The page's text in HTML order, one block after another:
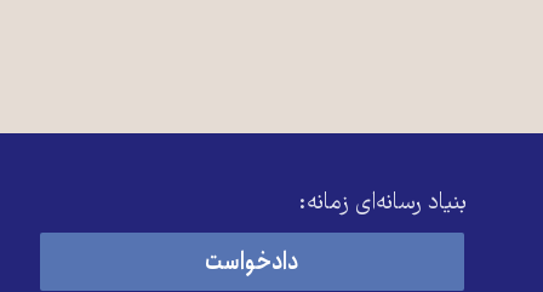
بنیاد رسانه‌ای زمانه:
دادخواست